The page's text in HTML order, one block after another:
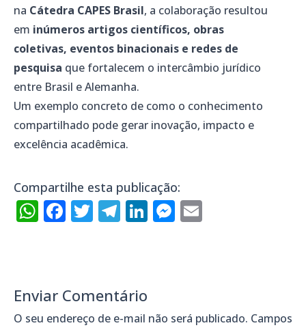
na Cátedra CAPES Brasil, a colaboração resultou
em inúmeros artigos científicos, obras
coletivas, eventos binacionais e redes de
pesquisa que fortalecem o intercâmbio jurídico
entre Brasil e Alemanha.
Um exemplo concreto de como o conhecimento
compartilhado pode gerar inovação, impacto e
excelência acadêmica.
Compartilhe esta publicação:
WhatsApp
Facebook
Twitter
Telegram
LinkedIn
Messenger
Enviar Comentário
O seu endereço de e-mail não será publicado. Campos